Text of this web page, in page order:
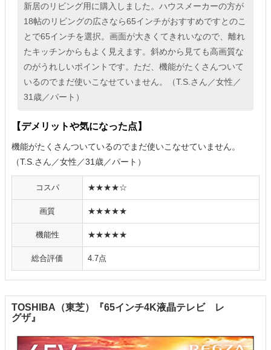
新居のリビング用に購入しました。ハウスメーカーの方が
18帖のリビングの広さなら65インチがおすすめですとのこ
とで65インチを選択。画面が大きくてきれいなので、離れ
たキッチンからもよく見えます。斜めから見ても高画質な
のがうれしいポイントです。ただ、機能がたくさんついて
いるのでまだ使いこなせていません。（T.S.さん／女性／
31歳／パート）
【デメリットや気になった点】
機能がたくさんついているのでまだ使いこなせていません。
（T.S.さん／女性／31歳／パート）
コスパ ★★★★☆
画質 ★★★★★
機能性 ★★★★★
総合評価 4.7点
TOSHIBA（東芝）『65インチ4K液晶テレビ レ
グザ』